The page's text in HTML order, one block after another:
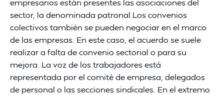
empresarios están presentes las asociaciones del
sector, la denominada patronal.Los convenios
colectivos también se pueden negociar en el marco
de las empresas. En este caso, el acuerdo se suele
realizar a falta de convenio sectorial o para su
mejora. La voz de los trabajadores está
representada por el comité de empresa, delegados
de personal o las secciones sindicales. En el extremo